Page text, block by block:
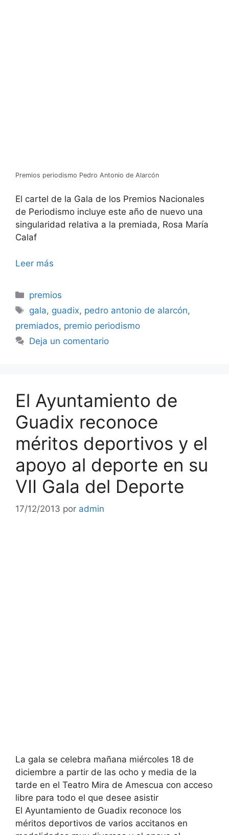
Premios periodismo Pedro Antonio de Alarcón
El cartel de la Gala de los Premios Nacionales
de Periodismo incluye este año de nuevo una
singularidad relativa a la premiada, Rosa María
Calaf
Leer más
Categorías
premios
Etiquetas
gala, guadix, pedro antonio de alarcón,
premiados, premio periodismo
Deja un comentario
El Ayuntamiento de
Guadix reconoce
méritos deportivos y el
apoyo al deporte en su
VII Gala del Deporte
17/12/2013 por admin
La gala se celebra mañana miércoles 18 de
diciembre a partir de las ocho y media de la
tarde en el Teatro Mira de Amescua con acceso
libre para todo el que desee asistir
El Ayuntamiento de Guadix reconoce los
méritos deportivos de varios accitanos en